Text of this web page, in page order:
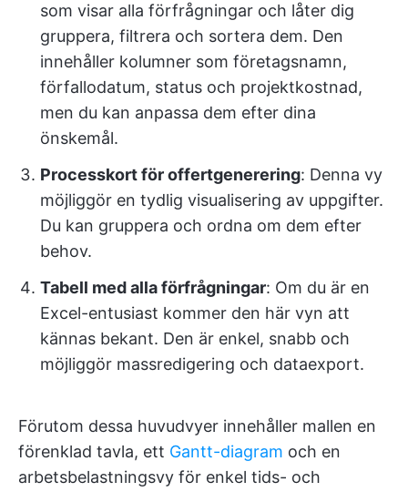
som visar alla förfrågningar och låter dig
gruppera, filtrera och sortera dem. Den
innehåller kolumner som företagsnamn,
förfallodatum, status och projektkostnad,
men du kan anpassa dem efter dina
önskemål.
Processkort för offertgenerering: Denna vy
möjliggör en tydlig visualisering av uppgifter.
Du kan gruppera och ordna om dem efter
behov.
Tabell med alla förfrågningar: Om du är en
Excel-entusiast kommer den här vyn att
kännas bekant. Den är enkel, snabb och
möjliggör massredigering och dataexport.
Förutom dessa huvudvyer innehåller mallen en
förenklad tavla, ett Gantt-diagram och en
arbetsbelastningsvy för enkel tids- och